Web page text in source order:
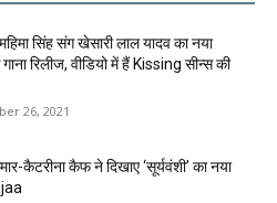
सिंह संग खेसारी लाल यादव का नया
गाना रिलीज, वीडियो में हैं Kissing सीन्स की
26, 2021
कैटरीना कैफ ने दिखाए ‘सूर्यवंशी’ का नया